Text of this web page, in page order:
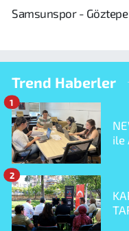
Samsunspor - Göztepe
Trend Haberler
ile
1
2